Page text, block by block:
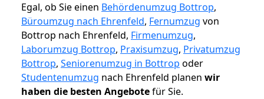
Egal, ob Sie einen Behördenumzug Bottrop,
Büroumzug nach Ehrenfeld, Fernumzug von
Bottrop nach Ehrenfeld, Firmenumzug,
Laborumzug Bottrop, Praxisumzug, Privatumzug
Bottrop, Seniorenumzug in Bottrop oder
Studentenumzug nach Ehrenfeld planen wir
haben die besten Angebotefür Sie.